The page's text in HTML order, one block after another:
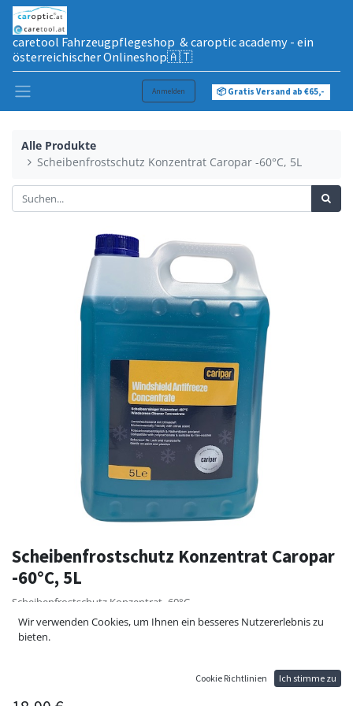
caretool Fahrzeugpflegeshop & caroptic academy - ein
österreichischer Onlineshop🇦🇹
Anmelden 📦 Gratis Versand ab €65,-
Alle Produkte
Scheibenfrostschutz Konzentrat Caropar -60°C, 5L
Scheibenfrostschutz Konzentrat Caropar
-60°C, 5L
Scheibenfrostschutz Konzentrat -60°C
2:1 = -30°C
1:1 = -20°C
Wir verwenden Cookies, um Ihnen ein besseres Nutzererlebnis zu
bieten.
Cookie Richtlinien Ich stimme zu